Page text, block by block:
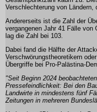
Verschlechterung von
Andererseits ist die Zahl der
vergangenen Jahr 41 Fälle von
lag die Zahl bei 103.
Dabei fand die Hälfte der
Verschwörungstheoretikern
Übergriffe bei Pro-Palästina-
"Seit Beginn 2024
Pressefeindlichkeit: Bei den
Landwirte in mindestens fünf
Zeitungen in mehreren